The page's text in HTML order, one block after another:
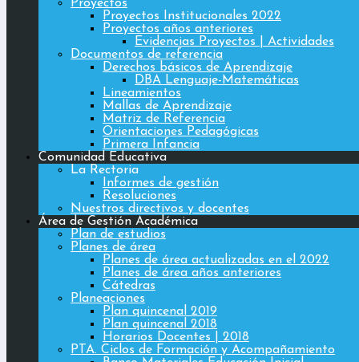
Proyectos
Proyectos Institucionales 2022
Proyectos años anteriores
Evidencias Proyectos | Actividades
Documentos de referencia
Derechos básicos de Aprendizaje
DBA Lenguaje-Matemáticas
Lineamientos
Mallas de Aprendizaje
Matriz de Referencia
Orientaciones Pedagógicas
Primera Infancia
Comunidad Educativa
La Rectoria
Informes de gestión
Resoluciones
Nuestros directivos y docentes
Área de Gestión Académica
Plan de estudios
Planes de área
Planes de área actualizadas en el 2022
Planes de área años anteriores
Cátedras
Planeaciones
Plan quincenal 2019
Plan quincenal 2018
Horarios Docentes | 2018
PTA. Ciclos de Formación y Acompañamiento